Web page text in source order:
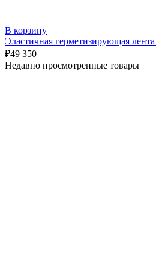
В корзину
Эластичная герметизирующая
₽49 350
Недавно просмотренные товары